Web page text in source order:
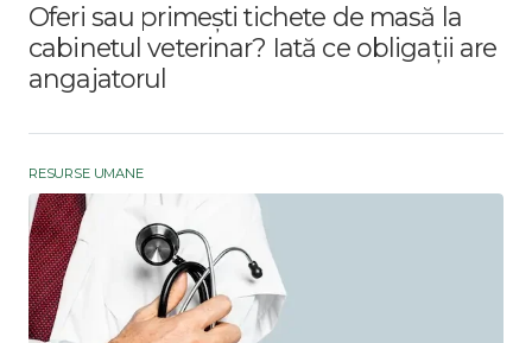
Oferi sau primești tichete de masă la
cabinetul veterinar? Iată ce obligații are
angajatorul
RESURSE UMANE